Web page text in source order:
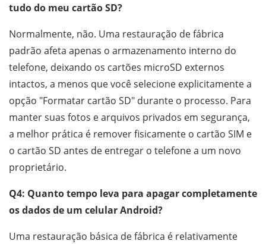
tudo do meu cartão SD?
Normalmente, não. Uma restauração de fábrica
padrão afeta apenas o armazenamento interno do
telefone, deixando os cartões microSD externos
intactos, a menos que você selecione explicitamente a
opção "Formatar cartão SD" durante o processo. Para
manter suas fotos e arquivos privados em segurança,
a melhor prática é remover fisicamente o cartão SIM e
o cartão SD antes de entregar o telefone a um novo
proprietário.
Q4: Quanto tempo leva para apagar completamente
os dados de um celular Android?
Uma restauração básica de fábrica é relativamente